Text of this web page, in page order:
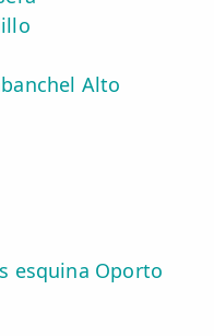
Alto
esquina Oporto